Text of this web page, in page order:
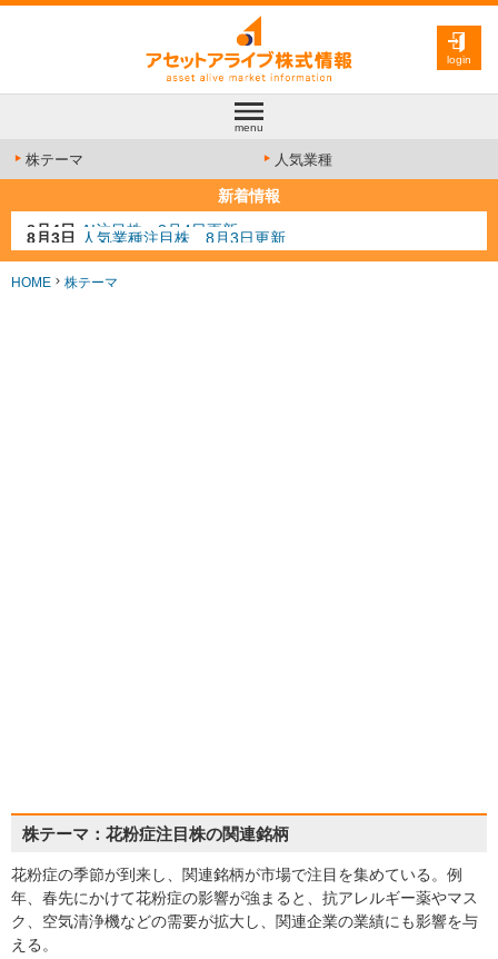
login
menu
株テーマ 人気業種
新着情報
8月3日
人気業種注目株 8月3日更新
8月2日 金融注目株 8月2日更新
7月29日 日経225シグナル点灯
HOME 株テーマ
株テーマ：花粉症注目株の関連銘柄
花粉症の季節が到来し、関連銘柄が市場で注目を集めている。例
年、春先にかけて花粉症の影響が強まると、抗アレルギー薬やマス
ク、空気清浄機などの需要が拡大し、関連企業の業績にも影響を与
える。